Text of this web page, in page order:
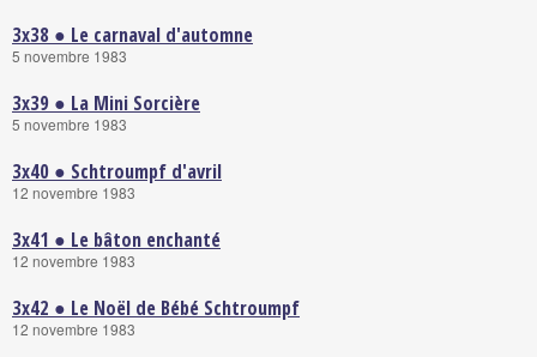
3x38 ● Le carnaval d'automne
5 novembre 1983
3x39 ● La Mini Sorcière
5 novembre 1983
3x40 ● Schtroumpf d'avril
12 novembre 1983
3x41 ● Le bâton enchanté
12 novembre 1983
3x42 ● Le Noël de Bébé Schtroumpf
12 novembre 1983